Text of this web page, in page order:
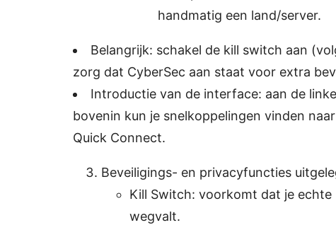
handmatig een land/server.
Belangrijk: schakel de kill switch aan
zorg dat CyberSec aan staat voor extra
Introductie van de interface: aan de
bovenin kun je snelkoppelingen vinden
Quick Connect.
Beveiligings- en privacyfuncties
Kill Switch: voorkomt dat je echte
wegvalt.